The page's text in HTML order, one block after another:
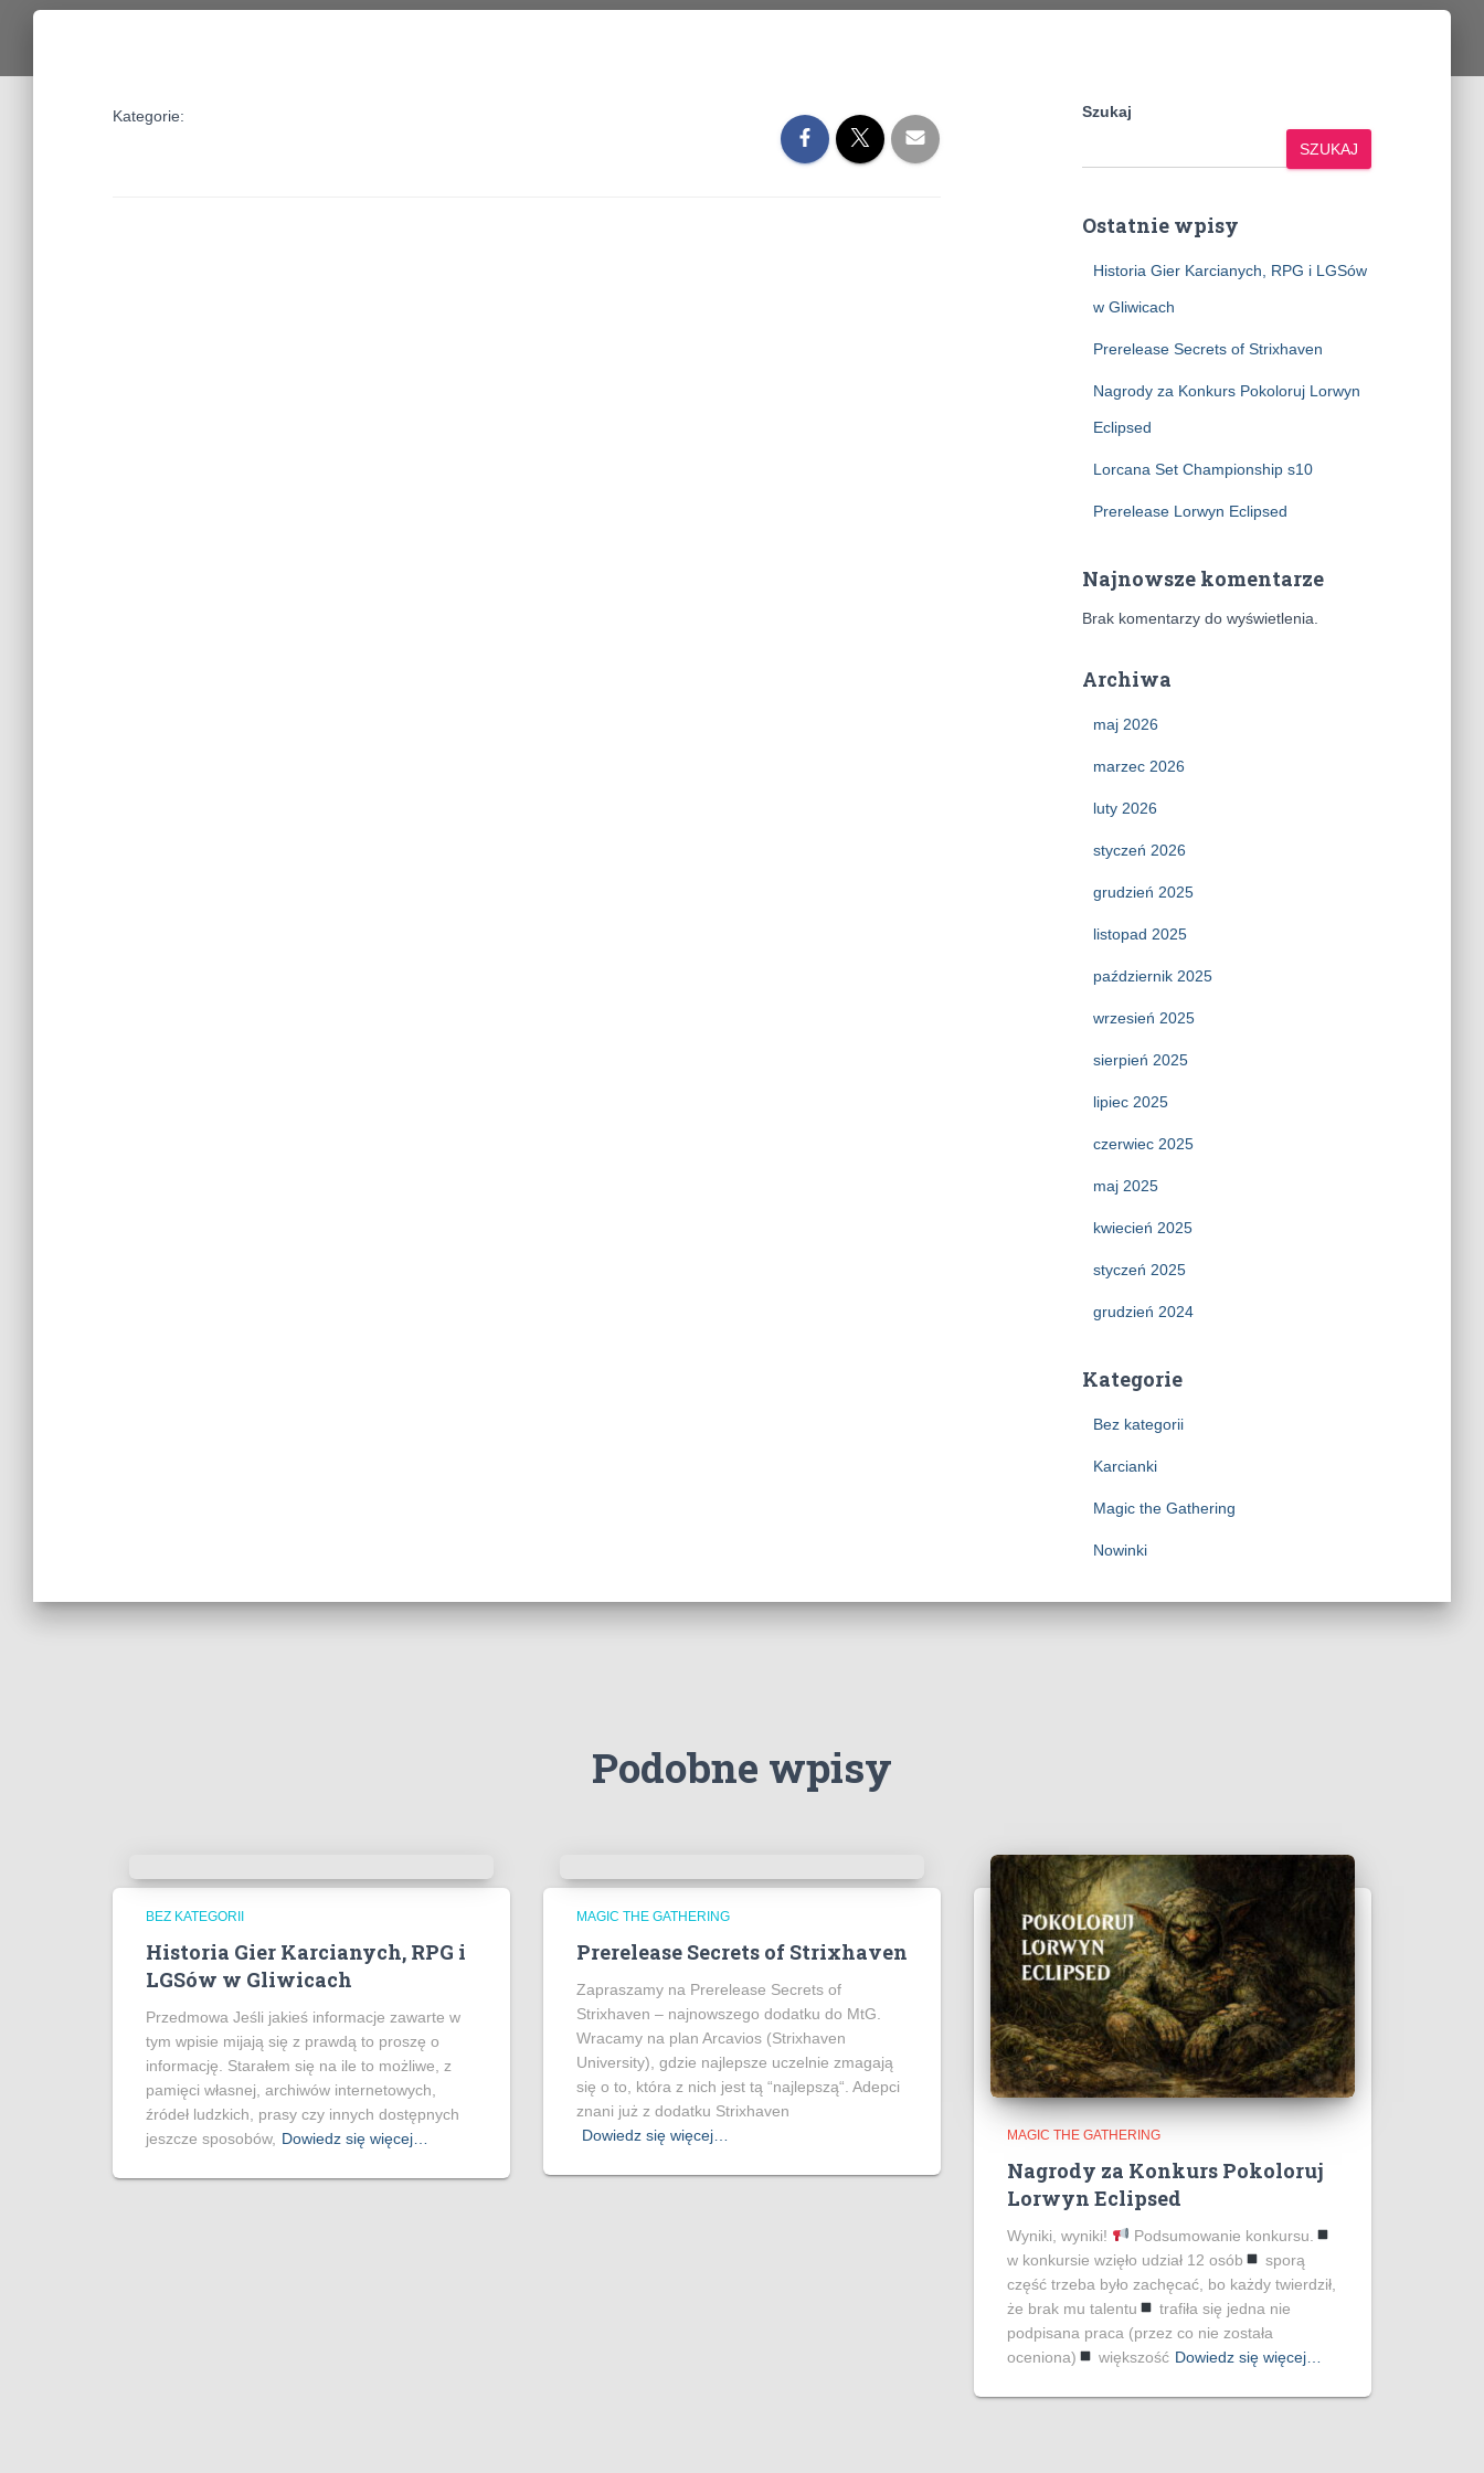
Kategorie: Szukaj
SZUKAJ
Ostatnie wpisy
Historia Gier Karcianych, RPG i LGSów
w Gliwicach
Prerelease Secrets of Strixhaven
Nagrody za Konkurs Pokoloruj Lorwyn
Eclipsed
Lorcana Set Championship s10
Prerelease Lorwyn Eclipsed
Najnowsze komentarze
Brak komentarzy do wyświetlenia.
Archiwa
maj 2026
marzec 2026
luty 2026
styczeń 2026
grudzień 2025
listopad 2025
październik 2025
wrzesień 2025
sierpień 2025
lipiec 2025
czerwiec 2025
maj 2025
kwiecień 2025
styczeń 2025
grudzień 2024
Kategorie
Bez kategorii
Karcianki
Magic the Gathering
Nowinki
Podobne wpisy
BEZ KATEGORII
Historia Gier Karcianych, RPG i
LGSów w Gliwicach
Przedmowa Jeśli jakieś informacje zawarte w
tym wpisie mijają się z prawdą to proszę o
informację. Starałem się na ile to możliwe, z
pamięci własnej, archiwów internetowych,
źródeł ludzkich, prasy czy innych dostępnych
jeszcze sposobów, Dowiedz się więcej…
MAGIC THE GATHERING
Prerelease Secrets of Strixhaven
Zapraszamy na Prerelease Secrets of
Strixhaven – najnowszego dodatku do MtG.
Wracamy na plan Arcavios (Strixhaven
University), gdzie najlepsze uczelnie zmagają
się o to, która z nich jest tą “najlepszą“. Adepci
znani już z dodatku Strixhaven
Dowiedz się więcej…
MAGIC THE GATHERING
Nagrody za Konkurs Pokoloruj
Lorwyn Eclipsed
Wyniki, wyniki!
Podsumowanie konkursu.
w konkursie wzięło udział 12 osób
sporą
część trzeba było zachęcać, bo każdy twierdził,
że brak mu talentu
trafiła się jedna nie
podpisana praca (przez co nie została
oceniona)
większość Dowiedz się więcej…